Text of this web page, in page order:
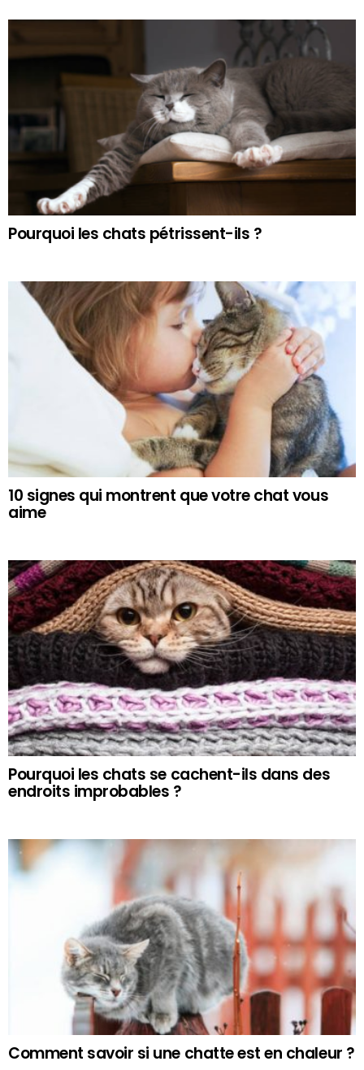
Pourquoi les chats pétrissent-ils ?
10 signes qui montrent que votre chat vous
aime
Pourquoi les chats se cachent-ils dans des
endroits improbables ?
Comment savoir si une chatte est en chaleur ?